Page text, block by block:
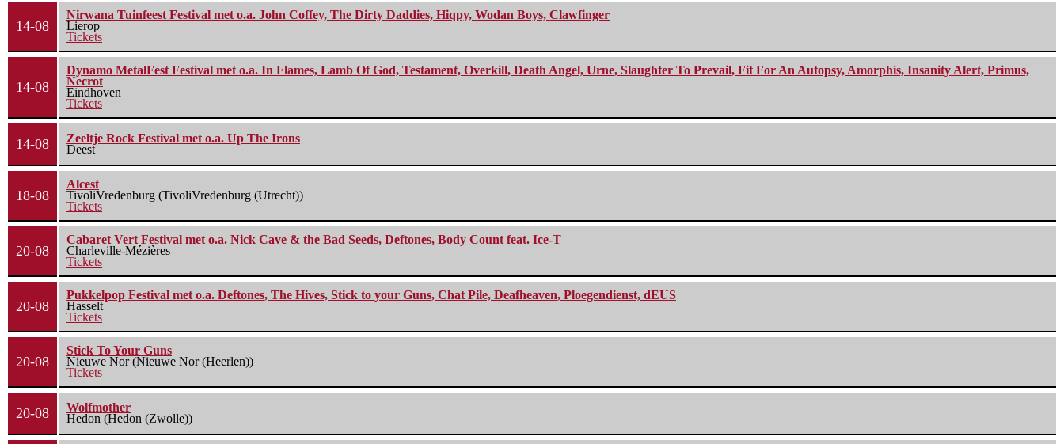
14-08
Nirwana Tuinfeest Festival met o.a. John Coffey, The Dirty Daddies, Hiqpy, Wodan Boys, Clawfinger
Lierop
Tickets
14-08
Dynamo MetalFest Festival met o.a. In Flames, Lamb Of God, Testament, Overkill, Death Angel, Urne, Slaughter To Prevail, Fit For An Autopsy, Amorphis, Insanity Alert, Primus,
Necrot
Eindhoven
Tickets
14-08
Zeeltje Rock Festival met o.a. Up The Irons
Deest
18-08
Alcest
TivoliVredenburg (TivoliVredenburg (Utrecht))
Tickets
20-08
Cabaret Vert Festival met o.a. Nick Cave & the Bad Seeds, Deftones, Body Count feat. Ice-T
Charleville-Mézières
Tickets
20-08
Pukkelpop Festival met o.a. Deftones, The Hives, Stick to your Guns, Chat Pile, Deafheaven, Ploegendienst, dEUS
Hasselt
Tickets
20-08
Stick To Your Guns
Nieuwe Nor (Nieuwe Nor (Heerlen))
Tickets
20-08
Wolfmother
Hedon (Hedon (Zwolle))